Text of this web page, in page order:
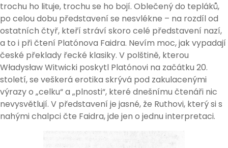
trochu ho lituje, trochu se ho bojí. Oblečený do tepláků,
po celou dobu představení se nesvlékne – na rozdíl od
ostatních čtyř, kteří stráví skoro celé představení nazí,
a to i při čtení Platónova Faidra. Nevím moc, jak vypadají
české překlady řecké klasiky. V polštině, kterou
Władysław Witwicki poskytl Platónovi na začátku 20.
století, se veškerá erotika skrývá pod zakulacenými
výrazy o „celku“ a „plnosti“, které dnešnímu čtenáři nic
nevysvětlují. V představení je jasné, že Ruthovi, který si s
nahými chalpci čte Faidra, jde jen o jednu interpretaci.